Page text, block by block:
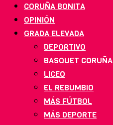
CORUÑA BONITA
OPINIÓN
GRADA ELEVADA
DEPORTIVO
BASQUET CORUÑA
LICEO
EL REBUMBIO
MÁS FÚTBOL
MÁS DEPORTE